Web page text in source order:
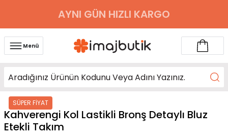
AYNI GÜN HIZLI KARGO
Menü
SÜPER FİYAT
Kahverengi Kol Lastikli Bronş Detaylı Bluz
Etekli Takım